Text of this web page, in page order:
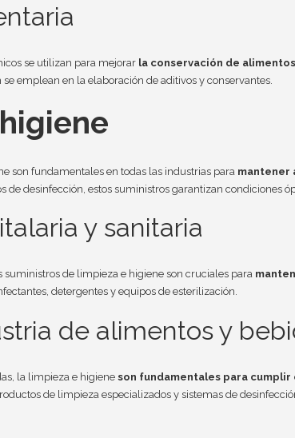
se utilizan para mejorar la conservación de
se emplean en la elaboración de aditivos y conservantes.
son fundamentales en todas las industrias para mantener
de desinfección, estos suministros garantizan condiciones
y sanitaria
suministros de limpieza e higiene son cruciales para
detergentes y equipos de esterilización.
de alimentos y
la limpieza e higieneson fundamentales para
de limpieza especializados y sistemas de